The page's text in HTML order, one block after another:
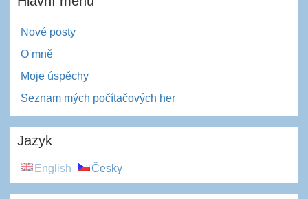
Nové posty
O mně
Moje úspěchy
Seznam mých počítačových her
Jazyk
English Česky